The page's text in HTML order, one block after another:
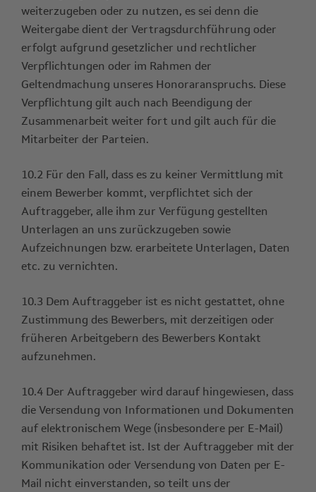
weiterzugeben oder zu nutzen, es sei denn die
Weitergabe dient der Vertragsdurchführung oder
erfolgt aufgrund gesetzlicher und rechtlicher
Verpflichtungen oder im Rahmen der
Geltendmachung unseres Honoraranspruchs. Diese
Verpflichtung gilt auch nach Beendigung der
Zusammenarbeit weiter fort und gilt auch für die
Mitarbeiter der Parteien.
10.2 Für den Fall, dass es zu keiner Vermittlung mit
einem Bewerber kommt, verpflichtet sich der
Auftraggeber, alle ihm zur Verfügung gestellten
Unterlagen an uns zurückzugeben sowie
Aufzeichnungen bzw. erarbeitete Unterlagen, Daten
etc. zu vernichten.
10.3 Dem Auftraggeber ist es nicht gestattet, ohne
Zustimmung des Bewerbers, mit derzeitigen oder
früheren Arbeitgebern des Bewerbers Kontakt
aufzunehmen.
10.4 Der Auftraggeber wird darauf hingewiesen, dass
die Versendung von Informationen und Dokumenten
auf elektronischem Wege (insbesondere per E-Mail)
mit Risiken behaftet ist. Ist der Auftraggeber mit der
Kommunikation oder Versendung von Daten per E-
Mail nicht einverstanden, so teilt uns der